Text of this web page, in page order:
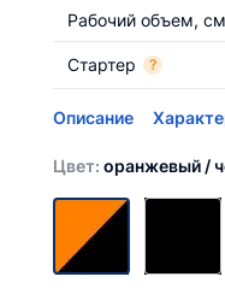
Рабочий объем,
Стартер ?
Описание
Цвет: оранжевый /